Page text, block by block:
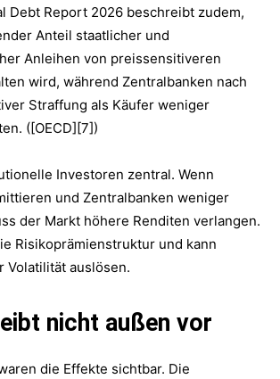
Debt Report 2026 beschreibt zudem,
Anteil staatlicher und
Anleihen von preissensitiveren
wird, während Zentralbanken nach
Straffung als Käufer weniger
([OECD][7])
Investoren zentral. Wenn
und Zentralbanken weniger
der Markt höhere Renditen verlangen.
Risikoprämienstruktur und kann
Volatilität auslösen.
nicht außen vor
die Effekte sichtbar. Die